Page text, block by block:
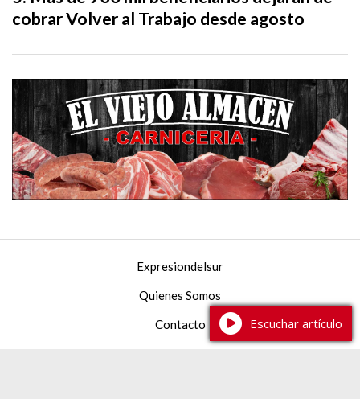
cobrar Volver al Trabajo desde agosto
Expresiondelsur
Quienes Somos
Contacto
Escuchar artículo